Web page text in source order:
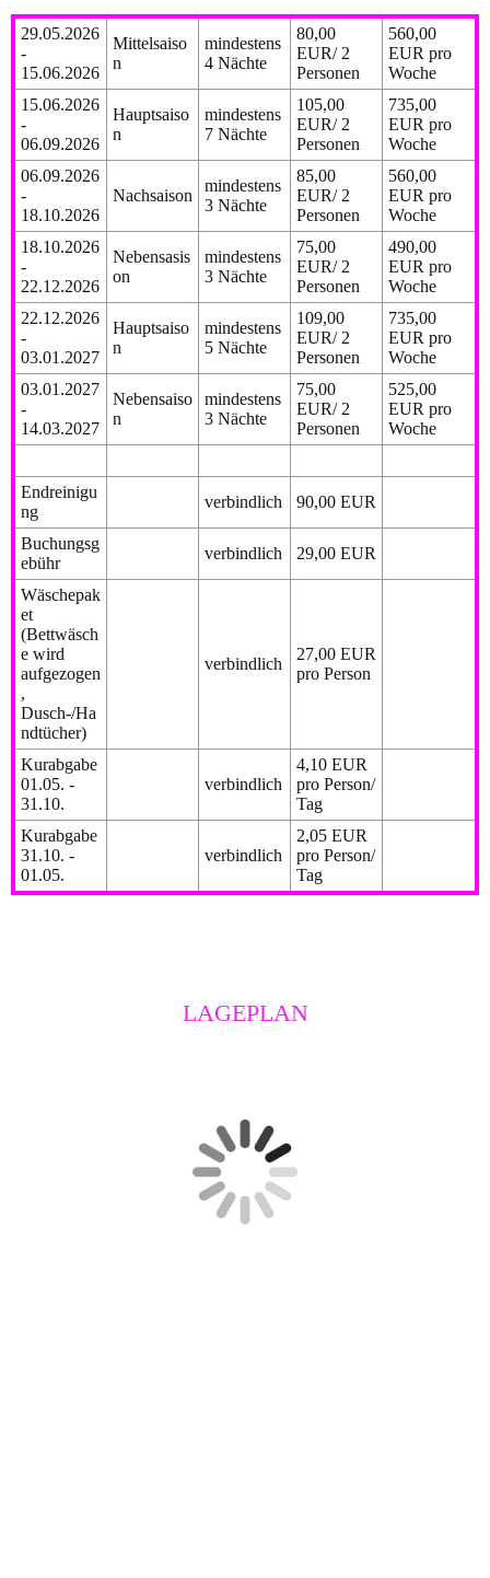
29.05.2026
-
15.06.2026
Mittelsaiso
n
mindestens
4 Nächte
80,00
EUR/ 2
Personen
560,00
EUR pro
Woche
15.06.2026
-
06.09.2026
Hauptsaiso
n
mindestens
7 Nächte
105,00
EUR/ 2
Personen
735,00
EUR pro
Woche
06.09.2026
-
18.10.2026
Nachsaison
mindestens
3 Nächte
85,00
EUR/ 2
Personen
560,00
EUR pro
Woche
18.10.2026
-
22.12.2026
Nebensasis
on
mindestens
3 Nächte
75,00
EUR/ 2
Personen
490,00
EUR pro
Woche
22.12.2026
-
03.01.2027
Hauptsaiso
n
mindestens
5 Nächte
109,00
EUR/ 2
Personen
735,00
EUR pro
Woche
03.01.2027
-
14.03.2027
Nebensaiso
n
mindestens
3 Nächte
75,00
EUR/ 2
Personen
525,00
EUR pro
Woche
Endreinigu
ng
verbindlich 90,00 EUR
Buchungsg
ebühr
verbindlich 29,00 EUR
Wäschepak
et
(Bettwäsch
e wird
aufgezogen
,
Dusch-/Ha
ndtücher)
verbindlich
27,00 EUR
pro Person
Kurabgabe
01.05. -
31.10.
verbindlich
4,10 EUR
pro Person/
Tag
Kurabgabe
31.10. -
01.05.
verbindlich
2,05 EUR
pro Person/
Tag
LAGEPLAN